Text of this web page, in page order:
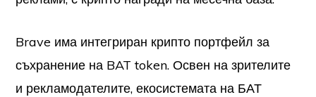
Brave има интегриран крипто портфейл за
съхранение на BAT token. Освен на зрителите
и рекламодателите, екосистемата на БАТ